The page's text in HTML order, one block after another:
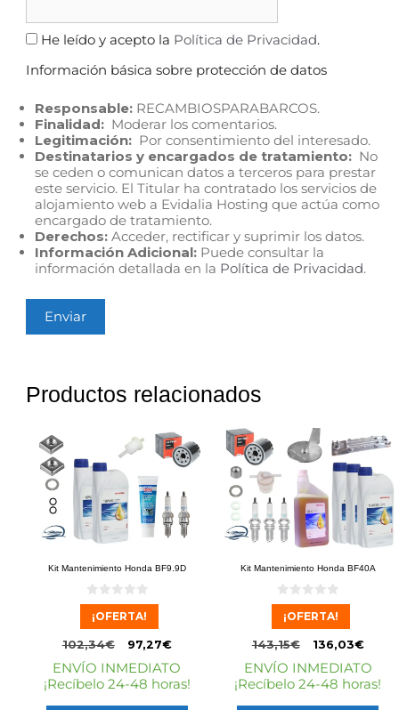
He leído y acepto la Política de Privacidad.
Información básica sobre protección de datos
Responsable: RECAMBIOSPARABARCOS.
Finalidad: Moderar los comentarios.
Legitimación: Por consentimiento del interesado.
Destinatarios y encargados de tratamiento: No
se ceden o comunican datos a terceros para prestar
este servicio. El Titular ha contratado los servicios de
alojamiento web a Evidalia Hosting que actúa como
encargado de tratamiento.
Derechos: Acceder, rectificar y suprimir los datos.
Información Adicional: Puede consultar la
información detallada en la Política de Privacidad.
Productos relacionados
Kit Mantenimiento Honda BF9.9D
0
e
¡OFERTA!
102,34€ 97,27€
ENVÍO INMEDIATO
¡Recíbelo 24-48 horas!
Kit Mantenimiento Honda BF40A
0
e
¡OFERTA!
143,15€ 136,03€
ENVÍO INMEDIATO
¡Recíbelo 24-48 horas!